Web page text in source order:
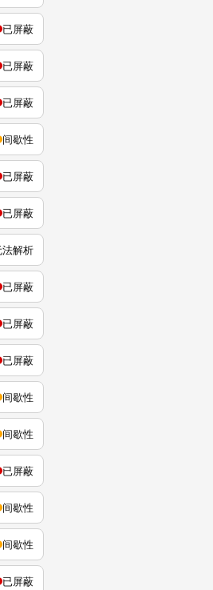
已屏蔽
已屏蔽
已屏蔽
间歇性
已屏蔽
已屏蔽
法解析
已屏蔽
已屏蔽
已屏蔽
间歇性
间歇性
已屏蔽
间歇性
间歇性
已屏蔽